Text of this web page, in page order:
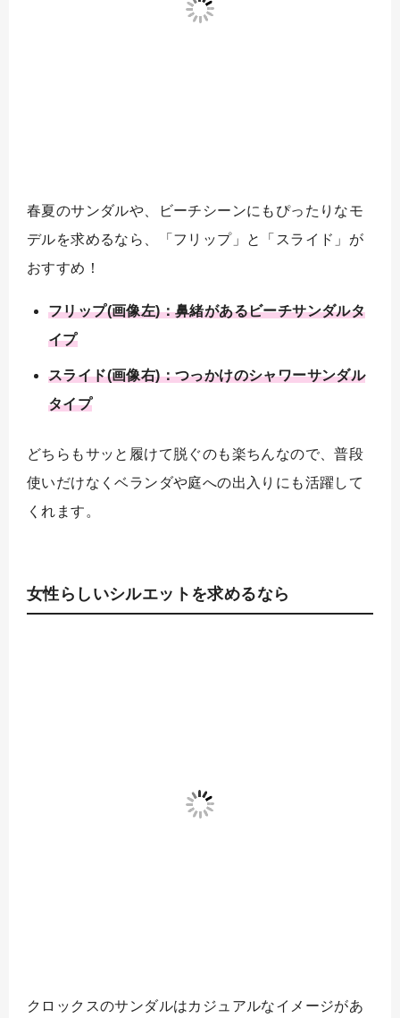
春夏のサンダルや、ビーチシーンにもぴったりなモ
デルを求めるなら、「フリップ」と「スライド」が
おすすめ！
フリップ(画像左)：鼻緒があるビーチサンダルタ
イプ
スライド(画像右)：つっかけのシャワーサンダル
タイプ
どちらもサッと履けて脱ぐのも楽ちんなので、普段
使いだけなくベランダや庭への出入りにも活躍して
くれます。
女性らしいシルエットを求めるなら
クロックスのサンダルはカジュアルなイメージがあ